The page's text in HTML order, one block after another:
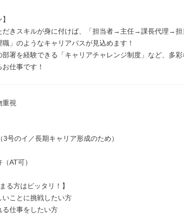
だきスキルが身に付けば、「担当者→主任→課長代理→担
」のようなキャリアパスが見込めます！
部署を経験できる「キャリアチャレンジ制度」など、多彩
仕事です！
重視
号のイ／長期キャリア形成のため）
AT可）
る方はピッタリ！】
ことに挑戦したい方
仕事をしたい方